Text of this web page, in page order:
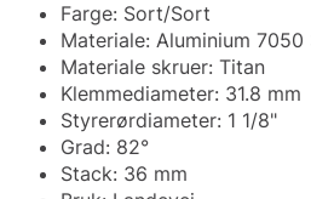
Farge: Sort/Sort
Materiale: Aluminium
Materiale skruer: Titan
Klemmediameter: 31.8 mm
Styrerørdiameter: 1 1/8"
Grad: 82°
Stack: 36 mm